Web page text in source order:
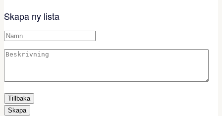
Skapa ny lista
Tillbaka
Skapa